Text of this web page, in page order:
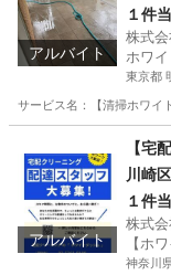
アルバイト
／賃
１件
株式
ホワイ
東京都
サービス名：【清掃ホワイ
明
明大前駅 清掃 ス
アルバイト
【宅
川崎
店募
１件
株式
【ホ
神奈川